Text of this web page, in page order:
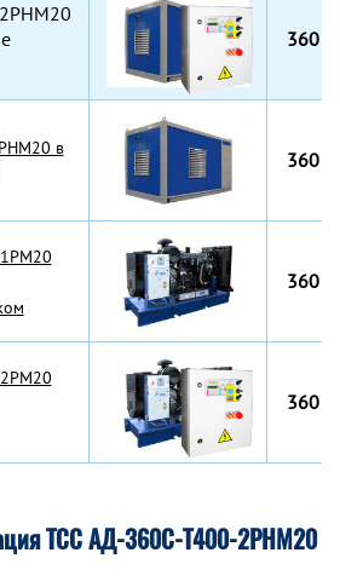
2РНМ20
360
в
360
360
360
ТСС АД-360С-Т400-2РНМ20